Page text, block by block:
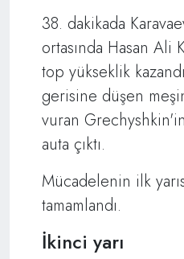
38. dakikada
ortasında Hasan Ali
top yükseklik
gerisine düşen
vuran
auta çıktı.
Mücadelenin ilk
tamamlandı.
İkinci yarı